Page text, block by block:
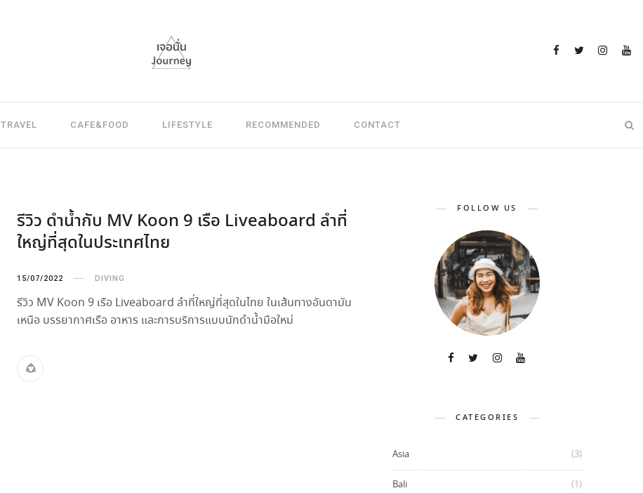
TRAVEL CAFE&FOOD LIFESTYLE RECOMMENDED CONTACT
รีวิว ดำน้ำกับ MV Koon 9 เรือ Liveaboard ลำที่
ใหญ่ที่สุดในประเทศไทย
15/07/2022 DIVING
รีวิว MV Koon 9 เรือ Liveaboard ลำที่ใหญ่ที่สุดในไทย ในเส้นทางอันดามัน
เหนือ บรรยากาศเรือ อาหาร และการบริการแบบนักดำน้ำมือใหม่
FOLLOW US
CATEGORIES
Asia (3)
Bali (1)